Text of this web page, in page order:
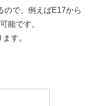
ので、例えばE17から
能です。
す。